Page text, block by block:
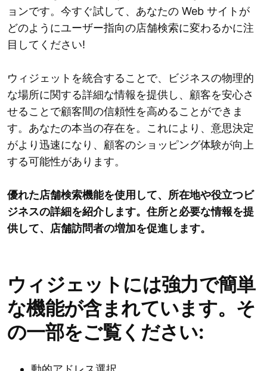
ョンです。今すぐ試して、あなたの Web サイトが
どのようにユーザー指向の店舗検索に変わるかに注
目してください!
ウィジェットを統合することで、ビジネスの物理的
な場所に関する詳細な情報を提供し、顧客を安心さ
せることで顧客間の信頼性を高めることができま
す。あなたの本当の存在を。これにより、意思決定
がより迅速になり、顧客のショッピング体験が向上
する可能性があります。
優れた店舗検索機能を使用して、所在地や役立つビ
ジネスの詳細を紹介します。住所と必要な情報を提
供して、店舗訪問者の増加を促進します。
ウィジェットには強力で簡単
な機能が含まれています。そ
の一部をご覧ください: